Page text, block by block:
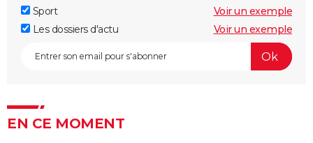
Sport
Voir un exemple
Les dossiers d'actu
Voir un exemple
EN CE MOMENT